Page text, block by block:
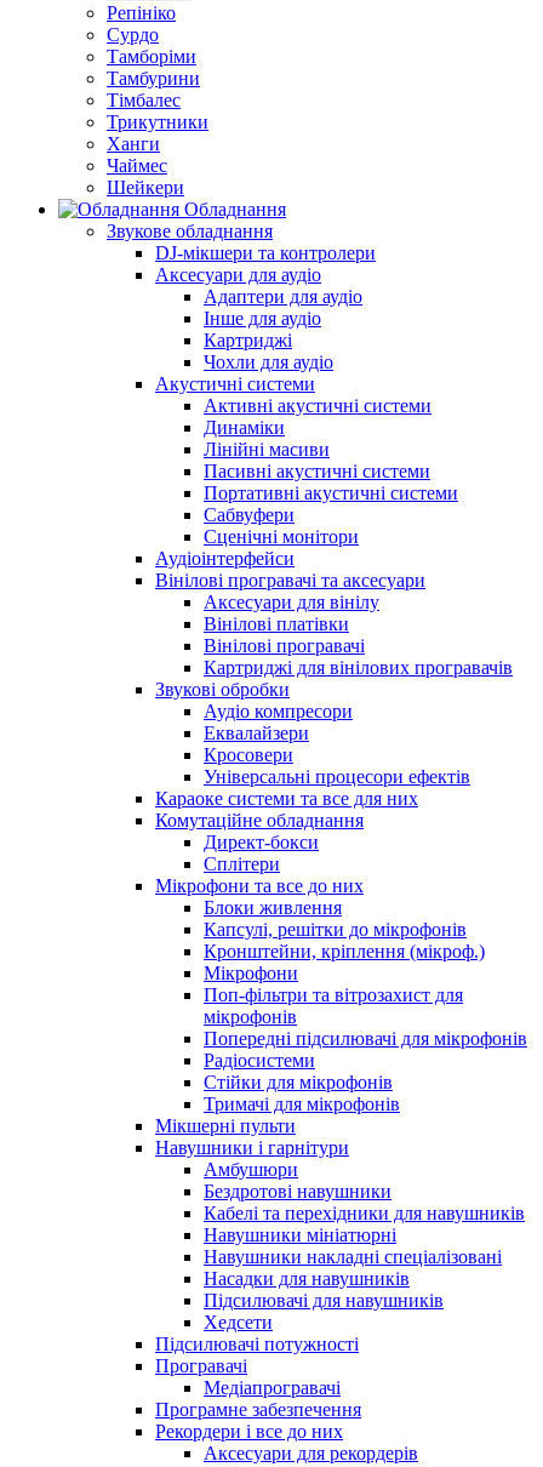
Репініко
Сурдо
Тамборіми
Тамбурини
Тімбалес
Трикутники
Ханги
Чаймес
Шейкери
Обладнання
Звукове обладнання
DJ-мікшери та контролери
Аксесуари для аудіо
Адаптери для аудіо
Інше для аудіо
Картриджі
Чохли для аудіо
Акустичні системи
Активні акустичні системи
Динаміки
Лінійні масиви
Пасивні акустичні системи
Портативні акустичні системи
Сабвуфери
Сценічні монітори
Аудіоінтерфейси
Вінілові програвачі та аксесуари
Аксесуари для вінілу
Вінілові платівки
Вінілові програвачі
Картриджі для вінілових програвачів
Звукові обробки
Аудіо компресори
Еквалайзери
Кросовери
Універсальні процесори ефектів
Караоке системи та все для них
Комутаційне обладнання
Директ-бокси
Сплітери
Мікрофони та все до них
Блоки живлення
Капсулі, решітки до мікрофонів
Кронштейни, кріплення (мікроф.)
Мікрофони
Поп-фільтри та вітрозахист для
мікрофонів
Попередні підсилювачі для мікрофонів
Радіосистеми
Стійки для мікрофонів
Тримачі для мікрофонів
Мікшерні пульти
Навушники і гарнітури
Амбушюри
Бездротові навушники
Кабелі та перехідники для навушників
Навушники мініатюрні
Навушники накладні спеціалізовані
Насадки для навушників
Підсилювачі для навушників
Хедсети
Підсилювачі потужності
Програвачі
Медіапрогравачі
Програмне забезпечення
Рекордери і все до них
Аксесуари для рекордерів